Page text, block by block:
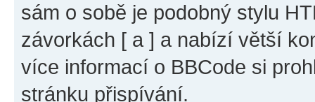
sám o sobě je podobný stylu
závorkách [ a ] a nabízí větší
více informací o BBCode si
stránku přispívání.